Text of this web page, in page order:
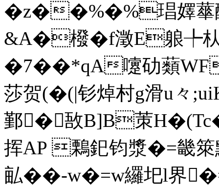
� z��%�%琩嬕蕐
&A�橃� f澂E躴╄
�7��*qA嚔劯蘱
莎贺(�(|钐焯村g滑u々
鄞�敔B]B茦
挥AP 鷅釲钧漿�=畿箂
畆��-w�=w纙圯l界